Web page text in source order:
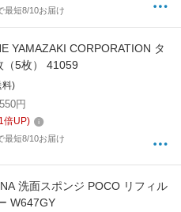
最短8/10お届け
YAMAZAKI CORPORATION タ
（5枚） 41059
料)
円
1倍UP)
最短8/10お届け
洗面スポンジ POCO リフィル
W647GY